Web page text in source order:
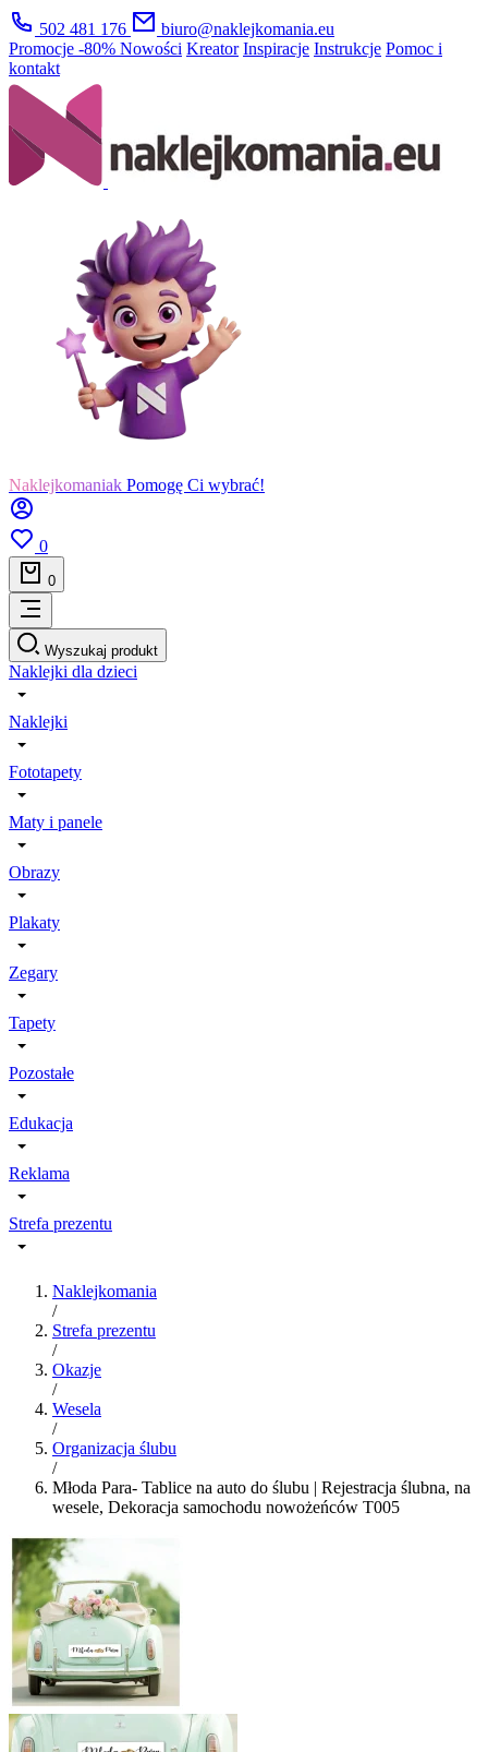
502 481 176
biuro@naklejkomania.eu
Promocje -80% Nowości Kreator Inspiracje Instrukcje Pomoc i
kontakt
Naklejkomaniak Pomogę Ci wybrać!
0
0
Wyszukaj produkt
Naklejki dla dzieci
Naklejki
Fototapety
Maty i panele
Obrazy
Plakaty
Zegary
Tapety
Pozostałe
Edukacja
Reklama
Strefa prezentu
Naklejkomania
/
Strefa prezentu
/
Okazje
/
Wesela
/
Organizacja ślubu
/
Młoda Para- Tablice na auto do ślubu | Rejestracja ślubna, na
wesele, Dekoracja samochodu nowożeńców T005